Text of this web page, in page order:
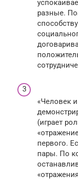
разные.
«Человек
(играет
первого.
пары. По